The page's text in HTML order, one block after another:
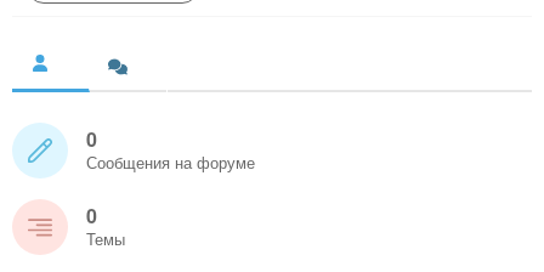
0
Сообщения на форуме
0
Темы